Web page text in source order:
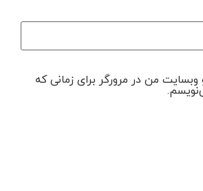
وبسایت من در مرورگر برای زمانی که